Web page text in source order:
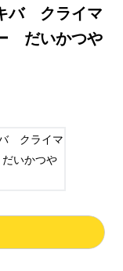
バ クライマ
だいかつや